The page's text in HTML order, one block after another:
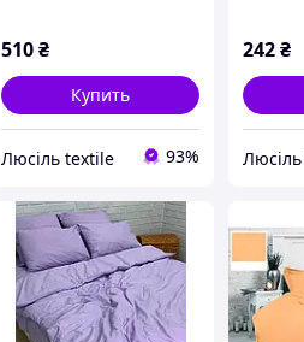
510₴
Купить
Люсіль textile 93%
242₴